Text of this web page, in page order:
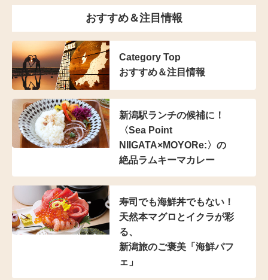
おすすめ＆注目情報
Category Top
おすすめ＆注目情報
新潟駅ランチの候補に！
〈Sea Point
NIIGATA×MOYORe:〉の
絶品ラムキーマカレー
寿司でも海鮮丼でもない！
天然本マグロとイクラが彩
る、
新潟旅のご褒美「海鮮パフ
ェ」